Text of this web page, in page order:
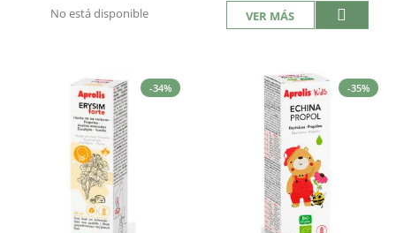
No está disponible VER MÁS
-34% -35%